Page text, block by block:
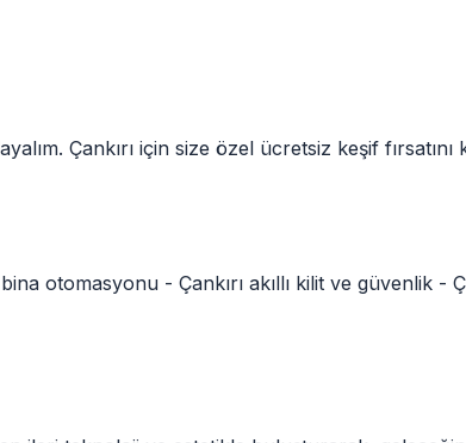
Çankırı için size özel ücretsiz keşif fırsatını
bina otomasyonu - Çankırı akıllı kilit ve güvenlik -